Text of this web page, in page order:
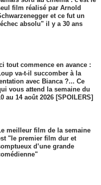
film réalisé par Arnold
et ce fut un
absolu" il y a 30 ans
tout commence en avance :
va-t-il succomber à la
avec Bianca ?... Ce
vous attend la semaine du
au 14 août 2026 [SPOILERS]
meilleur film de la semaine
"le premier film dur et
d’une grande